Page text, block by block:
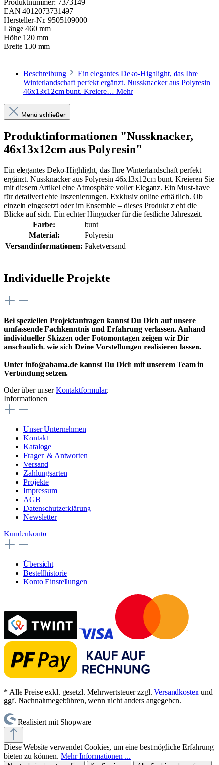
Produktnummer: 7373149
EAN 4012073731497
Hersteller-Nr. 9505109000
Länge 460 mm
Höhe 120 mm
Breite 130 mm
Beschreibung
Ein elegantes Deko-Highlight, das Ihre
Winterlandschaft perfekt ergänzt. Nussknacker aus Polyresin
46x13x12cm bunt. Kreiere… Mehr
Menü schließen
Produktinformationen "Nussknacker,
46x13x12cm aus Polyresin"
Ein elegantes Deko-Highlight, das Ihre Winterlandschaft perfekt
ergänzt. Nussknacker aus Polyresin 46x13x12cm bunt. Kreieren Sie
mit diesem Artikel eine Atmosphäre voller Eleganz. Ein Must-have
für detailverliebte Inszenierungen. Exklusiv online erhältlich. Ob
einzeln eingesetzt oder im Ensemble – dieses Produkt zieht die
Blicke auf sich. Ein echter Hingucker für die festliche Jahreszeit.
Farbe:
bunt
Material:
Polyresin
Versandinformationen: Paketversand
Individuelle Projekte
Bei speziellen Projektanfragen kannst Du Dich auf unsere
umfassende Fachkenntnis und Erfahrung verlassen. Anhand
individueller Skizzen oder Fotomontagen zeigen wir Dir
anschaulich, wie sich Deine Vorstellungen realisieren lassen.
Unter info@abama.de kannst Du Dich mit unserem Team in
Verbindung setzen.
Oder über unserKontaktformular.
Informationen
Unser Unternehmen
Kontakt
Kataloge
Fragen & Antworten
Versand
Zahlungsarten
Projekte
Impressum
AGB
Datenschutzerklärung
Newsletter
Kundenkonto
Übersicht
Bestellhistorie
Konto Einstellungen
* Alle Preise exkl. gesetzl. Mehrwertsteuer zzgl. Versandkosten und
ggf. Nachnahmegebühren, wenn nicht anders angegeben.
Realisiert mit Shopware
Diese Website verwendet Cookies, um eine bestmögliche Erfahrung
bieten zu können. Mehr Informationen ...